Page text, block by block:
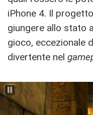
iPhone 4. Il
giungere allo stato
gioco, eccezionale
divertente nel